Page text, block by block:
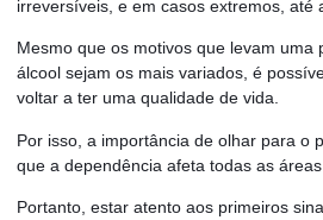
irreversíveis, e em casos extremos, até
Mesmo que os motivos que levam uma
álcool sejam os mais variados, é
voltar a ter uma qualidade de vida.
Por isso, a importância de olhar para o
que a dependência afeta todas as áreas
Portanto, estar atento aos primeiros